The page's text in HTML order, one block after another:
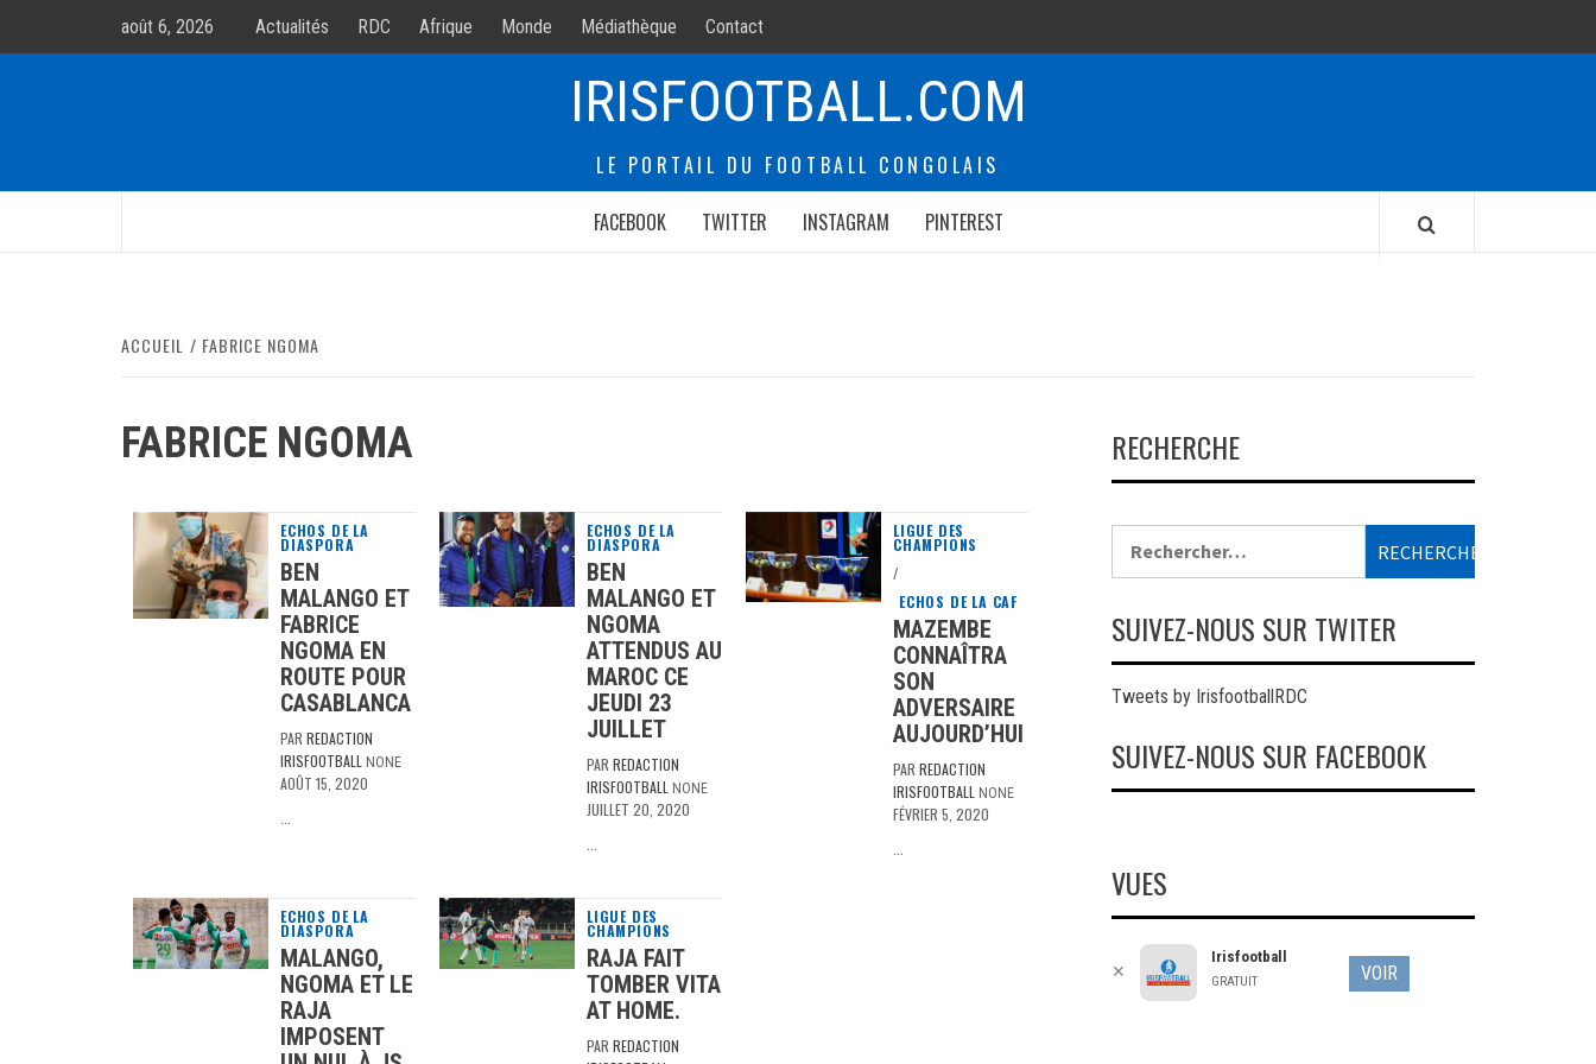
août 6, 2026 Actualités RDC Afrique Monde Médiathèque Contact
IRISFOOTBALL.COM
LE PORTAIL DU FOOTBALL CONGOLAIS
FACEBOOK
TWITTER INSTAGRAM PINTEREST
ACCUEIL FABRICE NGOMA
FABRICE NGOMA
ECHOS DE LA
DIASPORA
BEN
MALANGO ET
FABRICE
NGOMA EN
ROUTE POUR
CASABLANCA
PAR REDACTION
IRISFOOTBALL NONE
AOÛT 15, 2020
…
ECHOS DE LA
DIASPORA
BEN
MALANGO ET
NGOMA
ATTENDUS AU
MAROC CE
JEUDI 23
JUILLET
PAR REDACTION
IRISFOOTBALL NONE
JUILLET 20, 2020
…
LIGUE DES
CHAMPIONS
/
ECHOS DE LA CAF
MAZEMBE
CONNAÎTRA
SON
ADVERSAIRE
AUJOURD’HUI
PAR REDACTION
IRISFOOTBALL NONE
FÉVRIER 5, 2020
…
ECHOS DE LA
DIASPORA
MALANGO,
NGOMA ET LE
RAJA
IMPOSENT
LIGUE DES
CHAMPIONS
RAJA FAIT
TOMBER VITA
AT HOME.
PAR REDACTION
RECHERCHE
SUIVEZ-NOUS SUR TWITER
Tweets by IrisfootballRDC
SUIVEZ-NOUS SUR FACEBOOK
VUES
✕
Irisfootball
GRATUIT VOIR